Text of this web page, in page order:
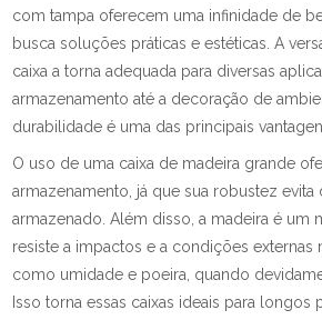
com tampa oferecem uma infinidade de
busca soluções práticas e estéticas. A
caixa a torna adequada para diversas
armazenamento até a decoração de
durabilidade é uma das principais
O uso de uma caixa de madeira grande
armazenamento, já que sua robustez
armazenado. Além disso, a madeira é um
resiste a impactos e a condições externas
como umidade e poeira, quando
Isso torna essas caixas ideais para longos